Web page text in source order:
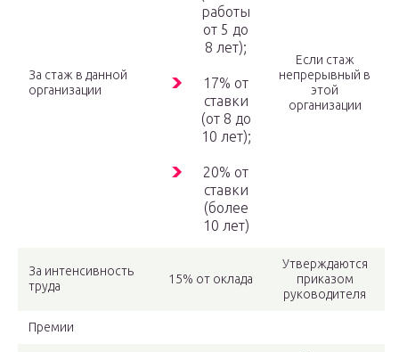
За стаж в данной
организации
работы
от 5 до
8 лет);
17% от
ставки
(от 8 до
10 лет);
20% от
ставки
(более
10 лет)
Если стаж
непрерывный в
этой
организации
За интенсивность
труда
15% от оклада
Утверждаются
приказом
руководителя
Премии